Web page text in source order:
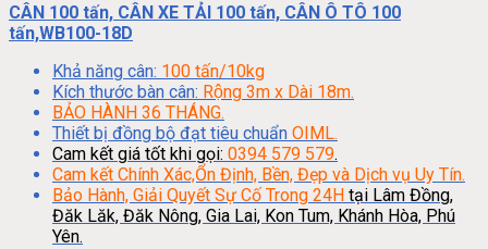
CÂN 100 tấn, CÂN XE TẢI 100 tấn, CÂN Ô TÔ 100
tấn,WB100-18D
Khả năng cân: 100 tấn/10kg
Kích thước bàn cân: Rộng 3m x Dài 18m.
BẢO HÀNH 36 THÁNG.
Thiết bị đồng bộ đạt tiêu chuẩn OIML.
Cam kết giá tốt khi gọi: 0394 579 579.
Cam kết Chính Xác,Ổn Định, Bền, Đẹp và Dịch vụ Uy Tín.
Bảo Hành, Giải Quyết Sự Cố Trong 24H tại Lâm Đồng,
Đăk Lăk, Đăk Nông, Gia Lai, Kon Tum, Khánh Hòa, Phú
Yên.